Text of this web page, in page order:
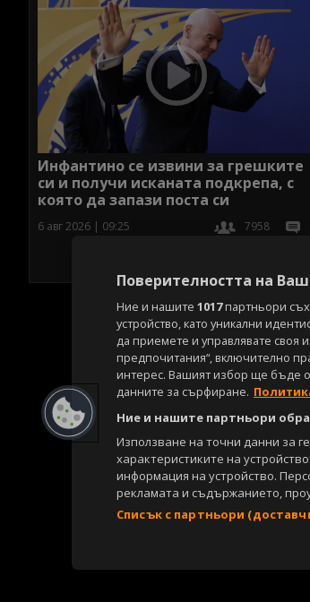
Инфантино се извини за грешките
си и получи исканата подкрепа, с
която да запази поста си
6 авг 2026 | 09:25 7958
Поверителността на
Ние и нашите 1017партньори
устройство, като уникални
да приемете и управлявате своя
предпочитания“, включително
интерес. Вашият избор ще бъде
данните за сърфиране.
Ние и нашите партньори
Използване на точни данни за
характеристиките на
информация на устройство.
рекламата и съдържанието,
Списък с партньори